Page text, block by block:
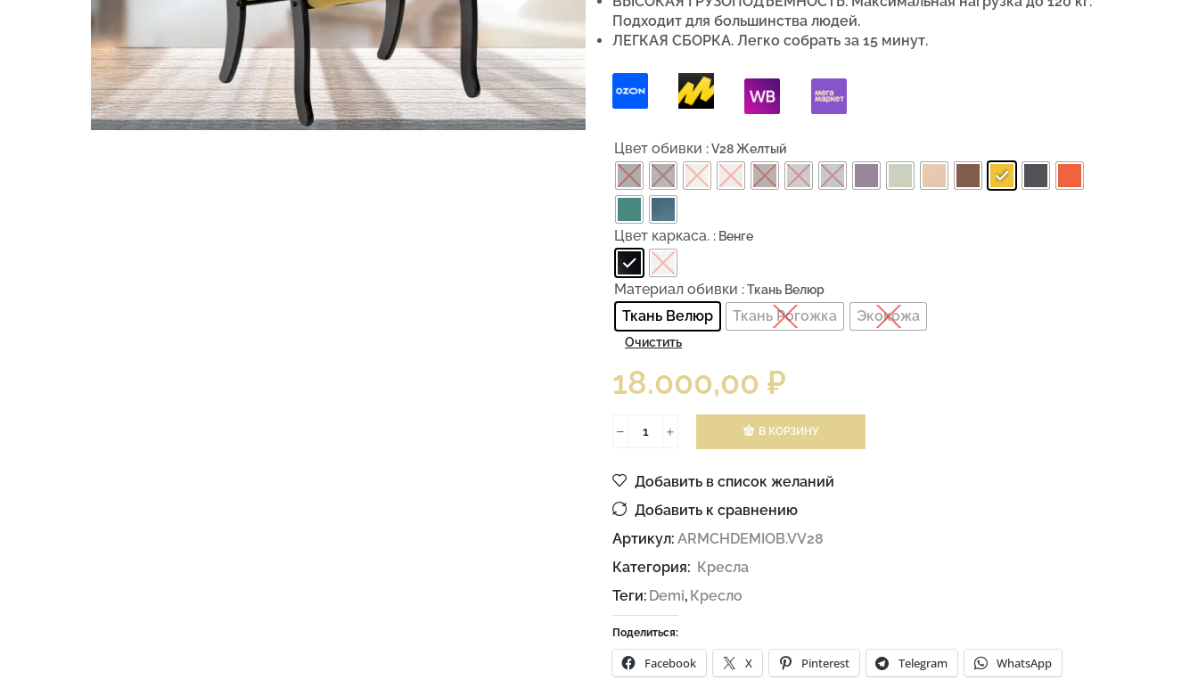
Подходит для большинства людей.
ЛЕГКАЯ СБОРКА. Легко собрать за 15 минут.
Цвет обивки : V28 Желтый
Цвет каркаса. : Венге
Материал обивки : Ткань Велюр
Ткань Велюр Ткань Рогожка Экокожа
Очистить
18.000,00 ₽
В КОРЗИНУ
Добавить в список желаний
Добавить к сравнению
Артикул: ARMCHDEMIOB.VV28
Категория: Кресла
Теги: Demi, Кресло
Поделиться:
Facebook X Pinterest Telegram WhatsApp